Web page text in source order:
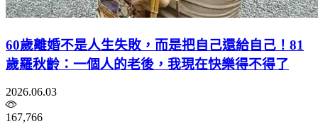
60歲離婚不是人生失敗，而是把自己還給自己！81
歲羅秋齡：一個人的老後，我現在快樂得不得了
2026.06.03
167,766